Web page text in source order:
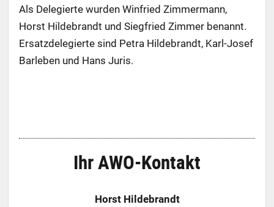
Als Delegierte wurden Winfried Zimmermann,
Horst Hildebrandt und Siegfried Zimmer benannt.
Ersatzdelegierte sind Petra Hildebrandt, Karl-Josef
Barleben und Hans Juris.
Ihr AWO-Kontakt
Horst Hildebrandt